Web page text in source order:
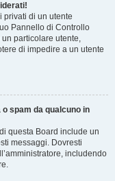
privati ​​di un utente
Pannello di Controllo
particolare utente,
di impedire a un utente
spam da qualcuno in
questa Board include un
messaggi. Dovresti
includendo